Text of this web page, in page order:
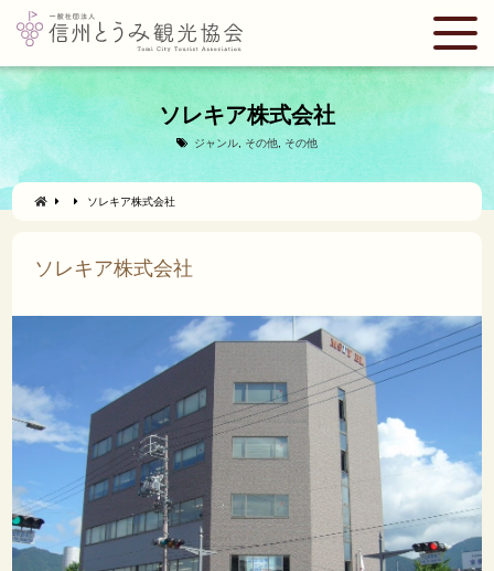
ソレキア株式会社
ジャンル その他 その他
ソレキア株式会社
ソレキア株式会社